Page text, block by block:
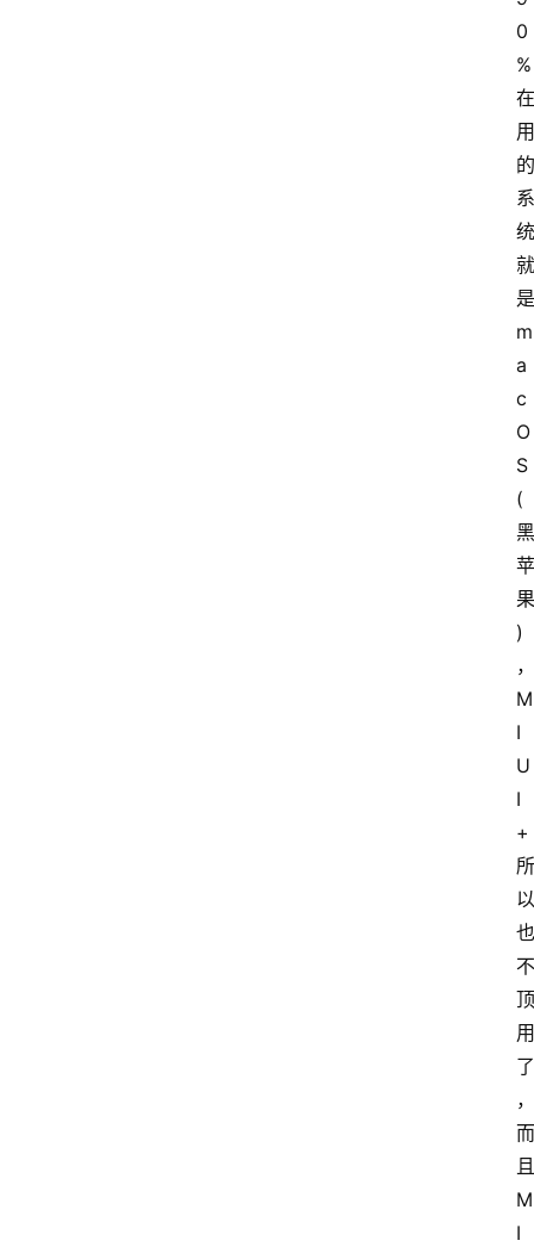
0
%
在
用
的
系
统
就
是
m
a
c
O
S
(
黑
苹
果
)
，
M
I
U
I
+
所
以
也
不
顶
用
了
，
而
且
M
I